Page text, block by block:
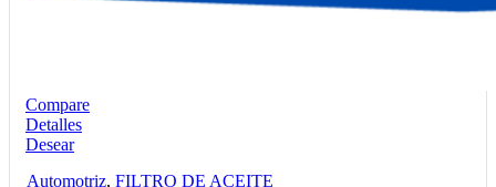
Compare
Detalles
Desear
Automotriz, FILTRO DE ACEITE